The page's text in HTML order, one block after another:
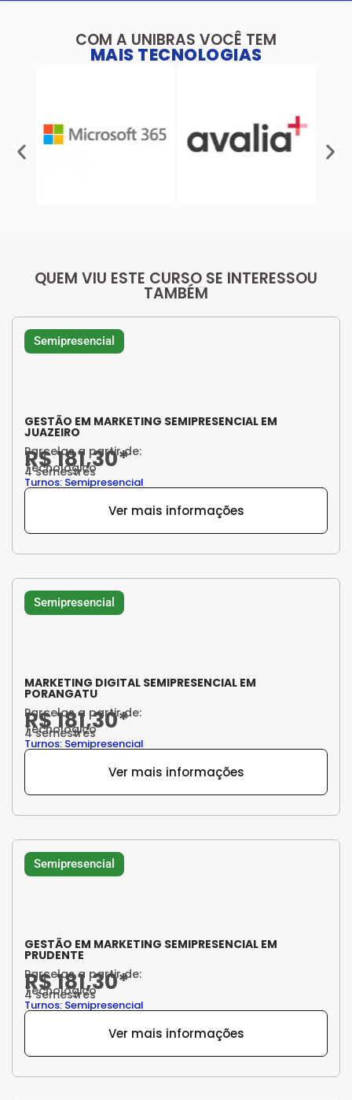
COM A UNIBRAS VOCÊ TEM
MAIS TECNOLOGIAS
QUEM VIU ESTE CURSO SE INTERESSOU
TAMBÉM
Semipresencial
GESTÃO EM MARKETING SEMIPRESENCIAL EM
JUAZEIRO
Parcelas a partir de:
R$ 181,30*
Tecnológico
4 semestres
Turnos: Semipresencial
Ver mais informações
Semipresencial
MARKETING DIGITAL SEMIPRESENCIAL EM
PORANGATU
Parcelas a partir de:
R$ 181,30*
Tecnológico
4 semestres
Turnos: Semipresencial
Ver mais informações
Semipresencial
GESTÃO EM MARKETING SEMIPRESENCIAL EM
PRUDENTE
Parcelas a partir de:
R$ 181,30*
Tecnológico
4 semestres
Turnos: Semipresencial
Ver mais informações